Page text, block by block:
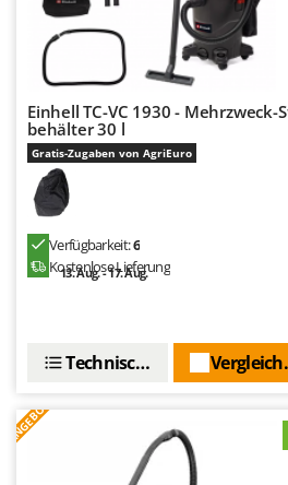
Einhell TC-VC 1930 - Mehrzweck-
behälter 30 l
Gratis-Zugaben von AgriEuro
Verfügbarkeit:6
Kostenlose Lieferung
13. Aug. - 17. Aug.
Technische Daten
ANGEBOT